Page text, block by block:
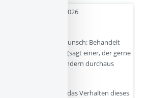
- 27-01-2026
mein inniger Wunsch: Behandelt
Kind, das es ist (sagt einer, der gerne
wir den „größeren“ Kindern durchaus
Natürlich ist das Verhalten dieses